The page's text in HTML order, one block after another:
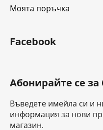
Моята поръчка
Facebook
Абонирайте се
Въведете имейла си и
информация за нови
магазин.